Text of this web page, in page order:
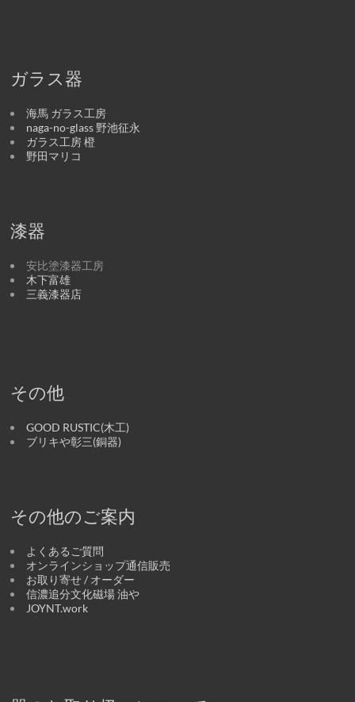
ガラス器
海馬 ガラス工房
naga-no-glass 野池征永
ガラス工房 橙
野田マリコ
漆器
安比塗漆器工房
木下富雄
三義漆器店
その他
GOOD RUSTIC(木工)
ブリキや彰三(銅器)
その他のご案内
よくあるご質問
オンラインショップ通信販売
お取り寄せ / オーダー
信濃追分文化磁場 油や
JOYNT.work